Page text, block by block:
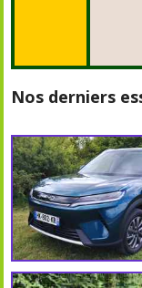
Nos derniers